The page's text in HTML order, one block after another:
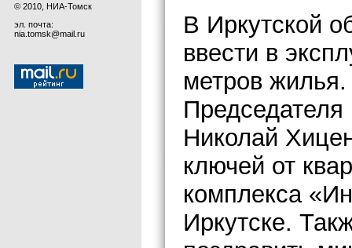
© 2010, НИА-Томск
эл. почта:
nia.tomsk@mail.ru
В Иркутской
ввести в
метров
Председателя
Николай
ключей от
комплекса
Иркутске.